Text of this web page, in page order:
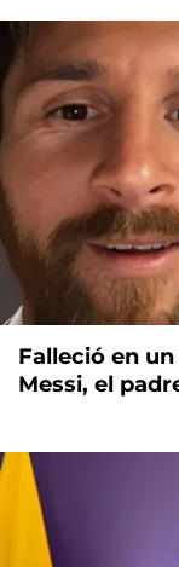
Falleció en
Messi, el